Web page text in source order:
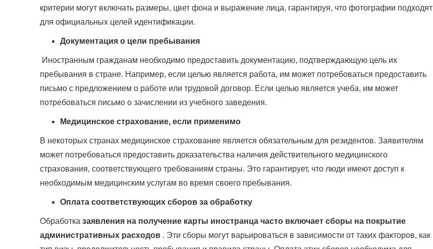
критерии могут включать размеры, цвет фона и выражение лица, гарантируя, что фотографии подходят
для официальных целей идентификации.
Документация о цели пребывания
Иностранным гражданам необходимо предоставить документацию, подтверждающую цель их
пребывания в стране. Например, если целью является работа, им может потребоваться предоставить
письмо с предложением о работе или трудовой договор. Если целью является учеба, им может
потребоваться письмо о зачислении из учебного заведения.
Медицинское страхование, если применимо
В некоторых странах медицинское страхование является обязательным для резидентов. Заявителям
может потребоваться предоставить доказательства наличия действительного медицинского
страхования, соответствующего требованиям страны. Это гарантирует, что люди имеют доступ к
необходимым медицинским услугам во время своего пребывания.
Оплата соответствующих сборов за обработку
Обработка заявления на получение карты иностранца часто включает сборы на покрытие
административных расходов. Эти сборы могут варьироваться в зависимости от таких факторов, как